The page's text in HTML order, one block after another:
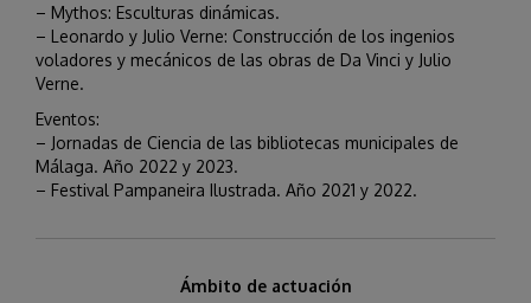
– Mythos: Esculturas dinámicas.
– Leonardo y Julio Verne: Construcción de los ingenios
voladores y mecánicos de las obras de Da Vinci y Julio
Verne.
Eventos:
– Jornadas de Ciencia de las bibliotecas municipales de
Málaga. Año 2022 y 2023.
– Festival Pampaneira Ilustrada. Año 2021 y 2022.
Ámbito de actuación